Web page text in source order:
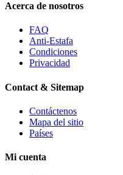
Acerca de nosotros
FAQ
Anti-Estafa
Condiciones
Privacidad
Contact & Sitemap
Contáctenos
Mapa del sitio
Países
Mi cuenta